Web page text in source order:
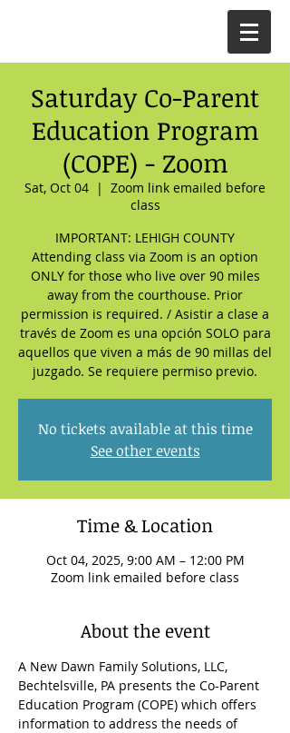
Saturday Co-Parent
Education Program
(COPE) - Zoom
Sat, Oct 04
  |
Zoom link emailed before
class
IMPORTANT: LEHIGH COUNTY
Attending class via Zoom is an option
ONLY for those who live over 90 miles
away from the courthouse. Prior
permission is required. / Asistir a clase a
través de Zoom es una opción SOLO para
aquellos que viven a más de 90 millas del
juzgado. Se requiere permiso previo.
No tickets available at this time
See other events
Time & Location
Oct 04, 2025, 9:00 AM – 12:00 PM
Zoom link emailed before class
About the event
A New Dawn Family Solutions, LLC,
Bechtelsville, PA presents the Co-Parent
Education Program (COPE) which offers
information to address the needs of